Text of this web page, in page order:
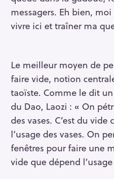
messagers. Eh bien,
vivre ici et traîner ma
Le meilleur moyen de
faire vide, notion
taoïste. Comme le dit
du Dao, Laozi : « On
des vases. C’est du vide
l’usage des vases. On
fenêtres pour faire une
vide que dépend